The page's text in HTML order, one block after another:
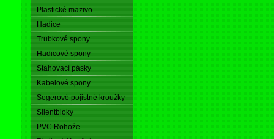
Plastické mazivo
Hadice
Trubkové spony
Hadicové spony
Stahovací pásky
Kabelové spony
Segerové pojistné kroužky
Silentbloky
PVC Rohože